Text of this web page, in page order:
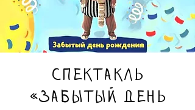
Спектакль
«Забытый День